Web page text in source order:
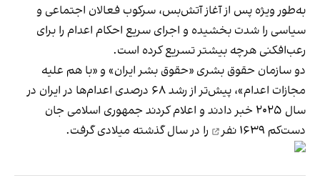
به‌طور ویژه پس از آغاز آتش‌بس، سرکوب فعالان اجتماعی و
سیاسی را شدت بخشیده و اجرای سریع احکام اعدام را برای
رعب‌افکنی هرچه بیشتر تسریع کرده است.
دو سازمان حقوق بشری «حقوق بشر ایران» و «با هم علیه
مجازات اعدام»، پیش‌تر از رشد ۶۸ درصدی اعدام‌ها در ایران در
سال ۲۰۲۵ خبر دادند و اعلام کردند جمهوری اسلامی جان
دست‌کم ۱۶۳۹ نفر را در سال گذشته میلادی گرفت.